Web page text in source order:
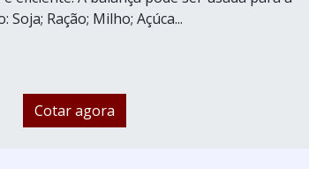
Ração; Milho; Açúca...
Cotar agora